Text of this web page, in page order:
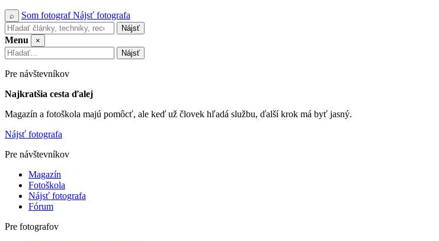
⌕ Som fotografNájsť fotografa
Nájsť
Menu
×
Nájsť
Pre návštevníkov
Najkratšia cesta ďalej
Magazín a fotoškola majú pomôcť, ale keď už človek hľadá službu, ďalší krok má byť jasný.
Nájsť fotografa
Pre návštevníkov
Magazín
Fotoškola
Nájsť fotografa
Fórum
Pre fotografov